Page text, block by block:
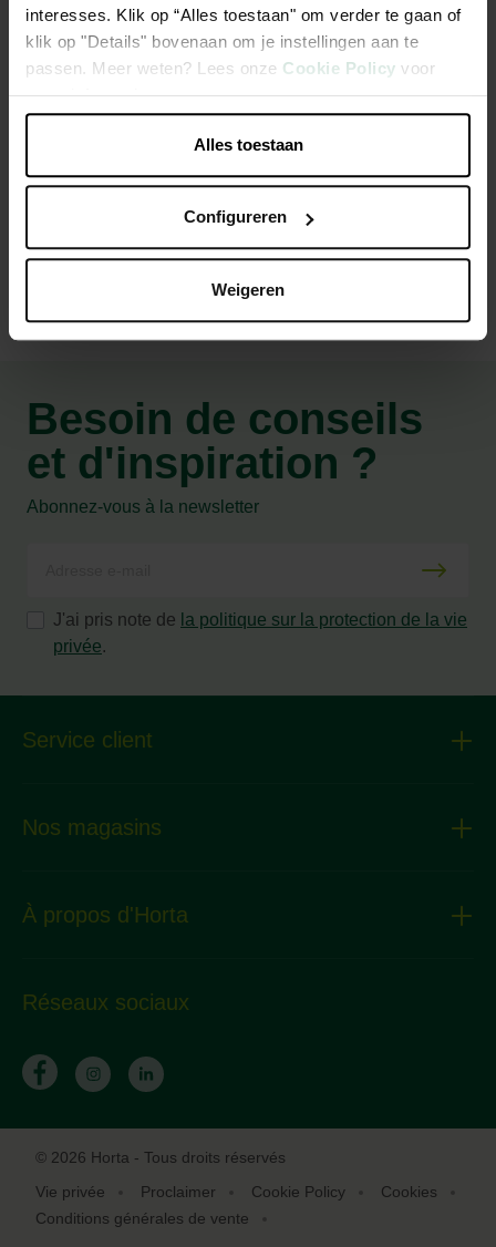
interesses. Klik op “Alles toestaan" om verder te gaan of
klik op "Details" bovenaan om je instellingen aan te
passen. Meer weten? Lees onze Cookie Policy voor
meer informatie.
Alles toestaan
Configureren
Weigeren
Contient le concept approuvé Podo® pour un bon
développement de l'os
Pour une bonne digestion grâce au prébiotiques et fibres
Riche en oligo éléments bien assimilable (cuivre, zinc et
Besoin de conseils
et d'inspiration ?
Abonnez-vous à la newsletter
J'ai pris note de la politique sur la protection de la vie
privée.
Service client
Nos magasins
À propos d'Horta
Réseaux sociaux
© 2026 Horta - Tous droits réservés
Vie privée
Proclaimer Cookie Policy
Cookies
Conditions générales de vente